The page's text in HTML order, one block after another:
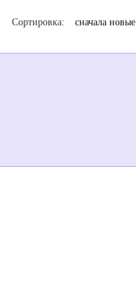
Сортировка: сначала новые